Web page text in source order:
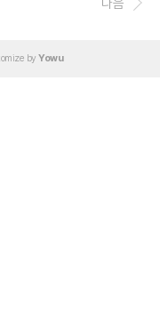
을 시키는거야..! 그래서 내
다음
by Yowu